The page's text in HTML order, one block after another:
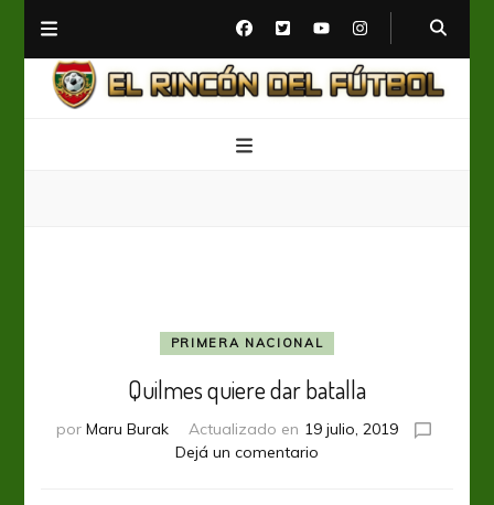
PRIMERA NACIONAL
Quilmes quiere dar batalla
por Maru Burak Actualizado en 19 julio, 2019
Dejá un comentario